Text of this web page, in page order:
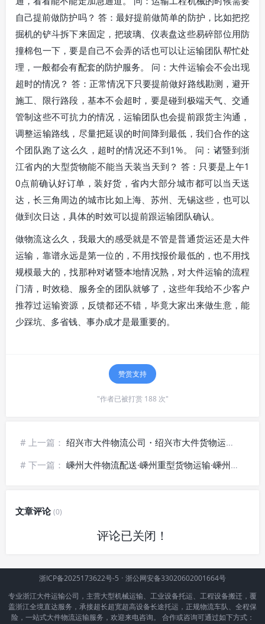
自己提前做防护吗？ 答：最好提前做简单的防护，比如把挖
掘机的铲斗拆下来固定，把玻璃、仪表盘这些易碎部位用防
撞棉包一下，要是自己不会弄的话也可以让运输团队帮忙处
理，一般都会有配套的防护服务。 问：大件运输会不会出现
超时的情况？ 答：正常情况下只要提前做好路线勘测，避开
施工、限行路段，基本不会超时，要是碰到极端天气、交通
管制这些不可抗力的情况，运输团队也会提前跟货主沟通，
调整运输路线，尽量把延误的时间降到最低，我们合作的这
个团队跑了这么久，超时的情况还不到1%。 问：诸暨到浙
江省内的大型货物能不能当天装当天到？ 答：只要是上午1
0点前确认好订单，装好货，省内大部分城市都可以当天送
达，长三角周边的城市比如上海、苏州、无锡这些，也可以
做到次日达，具体的时效可以提前跟运输团队确认。
做物流这么久，我最大的感受就是不管是普通货运还是大件
运输，靠谱永远是第一位的，不用找报价最低的，也不用找
规模最大的，找那种对诸暨本地情况熟，对大件运输的流程
门清，时效稳、服务全的团队就够了，这些年我给不少客户
推荐过运输资源，反馈都还不错，毕竟大家出来做生意，能
少踩坑、多省钱、事办成才是最重要的。
赞赏支持
"作者已被打赏 188 次"
# 上一篇： 绍兴市大件物流公司・绍兴市大件货物运输・绍兴市重型机械运输 | 全程无忧
# 下一篇： 嵊州大件物流配送·嵊州重型货物运输·嵊州大型设备搬运-全程无忧
文章评论(0)
评论已关闭！
浙ICP备2025173622号-5 · 浙公网安备33020602001664号
专业浙江大件运输公司，主营大型机械运输、工业设备托运、工程设备搬迁，覆
盖浙江全境直达服务，承接超长超宽超高设备长途托运，正规物流车队、全程保
险，一站式大件物流运输服务，欢迎来电咨询。 合作或咨询可通过如下方式：